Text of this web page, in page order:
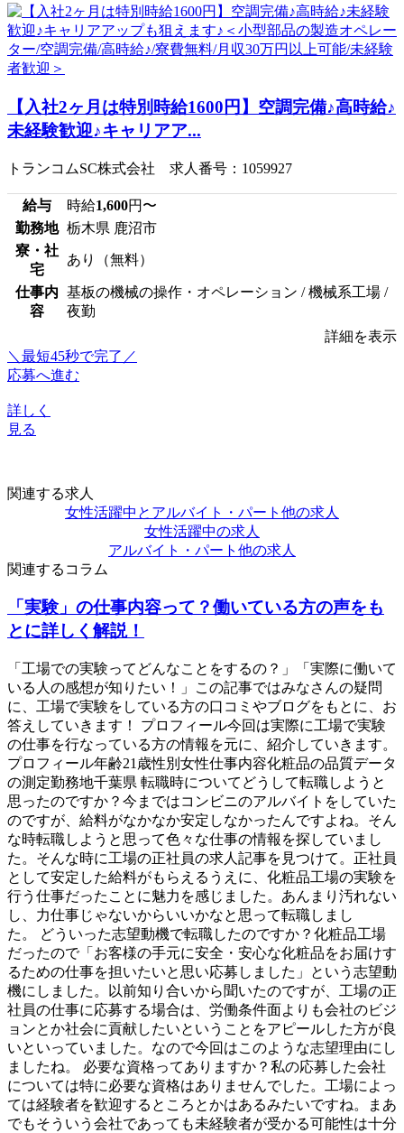
【入社2ヶ月は特別時給1600円】空調完備♪高時給♪
未経験歓迎♪キャリアア...
トランコムSC株式会社 求人番号：1059927
給与 時給1,600円〜
勤務地 栃木県 鹿沼市
寮・社
宅
あり（無料）
仕事内
容
基板の機械の操作・オペレーション / 機械系工場 /
夜勤
詳細を表示
＼最短45秒で完了／
応募へ進む
詳しく
見る
関連する求人
女性活躍中とアルバイト・パート他の求人
女性活躍中の求人
アルバイト・パート他の求人
関連するコラム
「実験」の仕事内容って？働いている方の声をも
とに詳しく解説！
「工場での実験ってどんなことをするの？」「実際に働いて
いる人の感想が知りたい！」この記事ではみなさんの疑問
に、工場で実験をしている方の口コミやブログをもとに、お
答えしていきます！ プロフィール今回は実際に工場で実験
の仕事を行なっている方の情報を元に、紹介していきます。
プロフィール年齢21歳性別女性仕事内容化粧品の品質データ
の測定勤務地千葉県 転職時についてどうして転職しようと
思ったのですか？今まではコンビニのアルバイトをしていた
のですが、給料がなかなか安定しなかったんですよね。そん
な時転職しようと思って色々な仕事の情報を探していまし
た。そんな時に工場の正社員の求人記事を見つけて。正社員
として安定した給料がもらえるうえに、化粧品工場の実験を
行う仕事だったことに魅力を感じました。あんまり汚れない
し、力仕事じゃないからいいかなと思って転職しまし
た。 どういった志望動機で転職したのですか？化粧品工場
だったので「お客様の手元に安全・安心な化粧品をお届けす
るための仕事を担いたいと思い応募しました」という志望動
機にしました。以前知り合いから聞いたのですが、工場の正
社員の仕事に応募する場合は、労働条件面よりも会社のビジ
ョンとか社会に貢献したいということをアピールした方が良
いといっていました。なので今回はこのような志望理由にし
ましたね。 必要な資格ってありますか？私の応募した会社
については特に必要な資格はありませんでした。工場によっ
ては経験者を歓迎するところとかはあるみたいですね。まあ
でもそういう会社であっても未経験者が受かる可能性は十分